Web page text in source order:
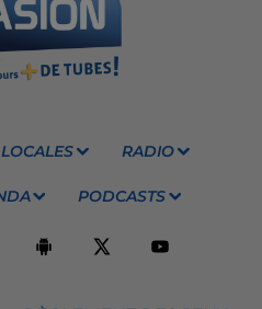
RADIO
PODCASTS